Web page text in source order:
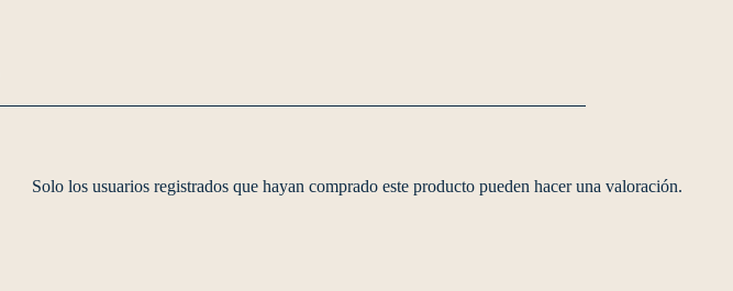
Solo los usuarios registrados que hayan comprado este producto pueden hacer una valoración.